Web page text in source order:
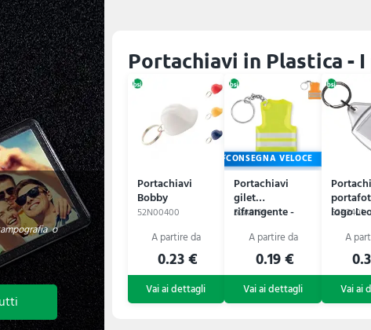
o
Portachiavi in Plastica -
Portachiavi
Bobby
52N00400
0.23 €
CONSEGNA VELOCE
Portachiavi
gilet
rifrangente -
52A9199
0.19 €
logo
52B2401